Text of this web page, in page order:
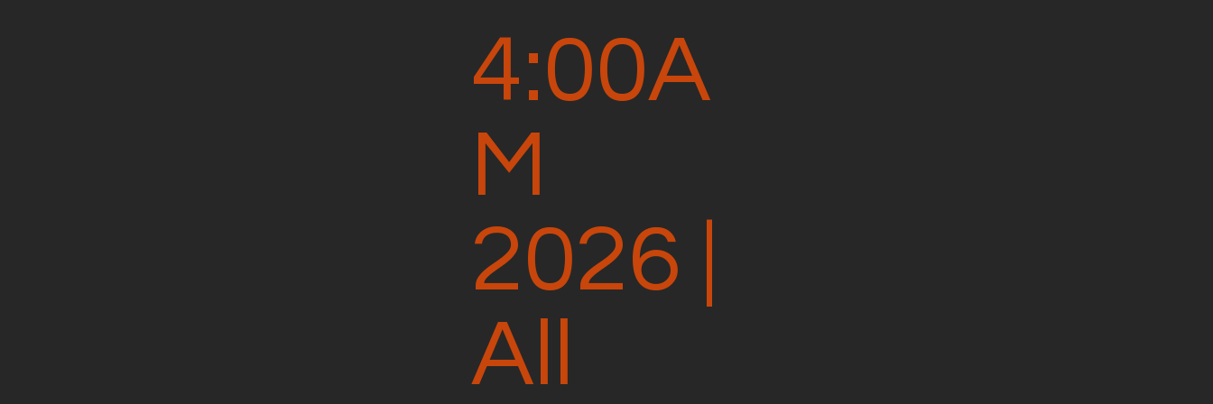
4:00A
M
2026 |
All